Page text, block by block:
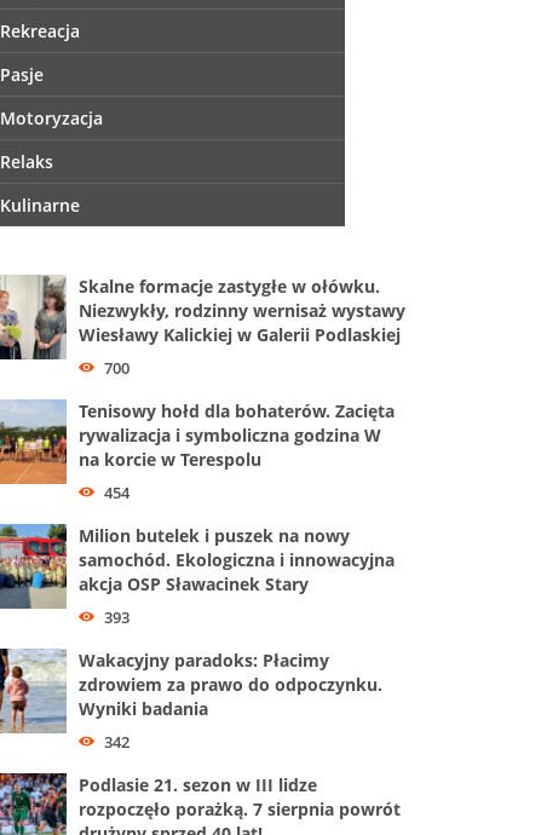
Rekreacja
Pasje
Motoryzacja
Relaks
Kulinarne
Skalne formacje zastygłe w ołówku.
Niezwykły, rodzinny wernisaż wystawy
Wiesławy Kalickiej w Galerii Podlaskiej
700
Tenisowy hołd dla bohaterów. Zacięta
rywalizacja i symboliczna godzina W
na korcie w Terespolu
454
Milion butelek i puszek na nowy
samochód. Ekologiczna i innowacyjna
akcja OSP Sławacinek Stary
393
Wakacyjny paradoks: Płacimy
zdrowiem za prawo do odpoczynku.
Wyniki badania
342
Podlasie 21. sezon w III lidze
rozpoczęło porażką. 7 sierpnia powrót